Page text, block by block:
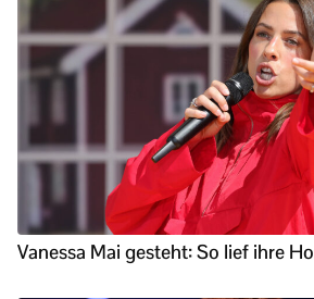
Vanessa Mai gesteht: So lief ihre